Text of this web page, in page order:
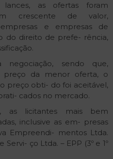
as ofertas foram
crescente de valor,
e empresas de
do direito de prefe- rência,
sendo que,
preço da menor oferta, o
preço obti- do foi aceitável,
cados no mercado.
as licitantes mais bem
inclusive as em- presas
Empreendi- mentos Ltda.
ço Ltda. – EPP (3º e 1º